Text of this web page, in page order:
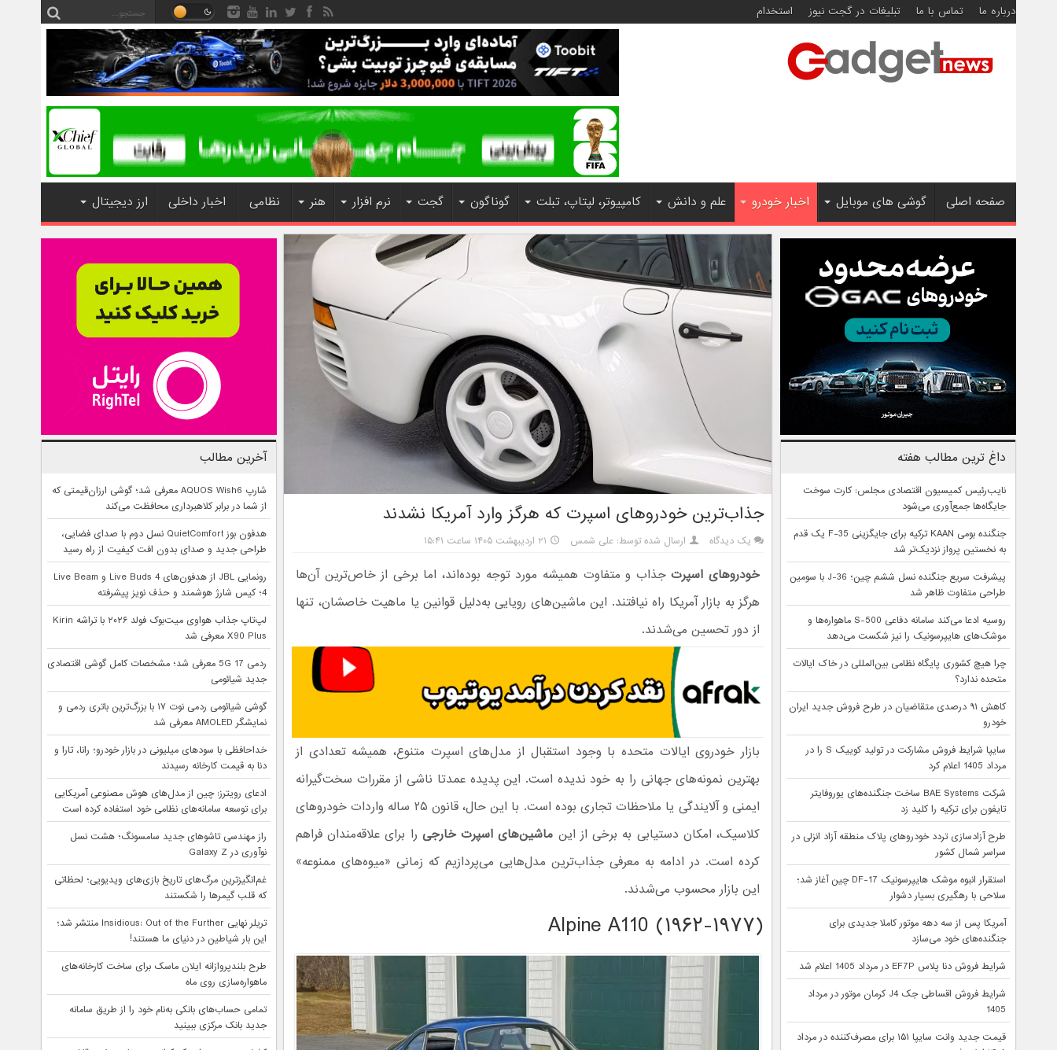
درباره ما تماس با ما تبلیغات در گجت نیوز استخدام
صفحه اصلی گوشی های موبایل اخبار خودرو علم و دانش کامپیوتر، لپتاپ، تبلت گوناگون گجت نرم افزار هنر نظامی اخبار داخلی ارز دیجیتال
جذاب‌ترین خودروهای اسپرت که هرگز وارد آمریکا نشدند
یک دیدگاه ارسال شده توسط: علی شمس ۲۱ اردیبهشت ۱۴۰۵ ساعت ۱۵:۴۱
خودروهای اسپرتجذاب و متفاوت همیشه مورد توجه بوده‌اند، اما برخی از خاص‌ترین آن‌ها
هرگز به بازار آمریکا راه نیافتند. این ماشین‌های رویایی به‌دلیل قوانین یا ماهیت خاصشان، تنها
از دور تحسین می‌شدند.
بازار خودروی ایالات متحده با وجود استقبال از مدل‌های اسپرت متنوع، همیشه تعدادی از
بهترین نمونه‌های جهانی را به خود ندیده است. این پدیده عمدتا ناشی از مقررات سخت‌گیرانه
ایمنی و آلایندگی یا ملاحظات تجاری بوده است. با این حال، قانون ۲۵ ساله واردات خودروهای
کلاسیک، امکان دستیابی به برخی از این ماشین‌های اسپرت خارجی را برای علاقه‌مندان فراهم
کرده است. در ادامه به معرفی جذاب‌ترین مدل‌هایی می‌پردازیم که زمانی «میوه‌های ممنوعه»
این بازار محسوب می‌شدند.
Alpine A110 (۱۹۶۲-۱۹۷۷)
داغ ترین مطالب هفته
نایب‌رئیس کمیسیون اقتصادی مجلس: کارت سوخت
جایگاه‌ها جمع‌آوری می‌شود
جنگنده بومی KAAN ترکیه برای جایگزینی F-35 یک قدم
به نخستین پرواز نزدیک‌تر شد
پیشرفت سریع جنگنده نسل ششم چین؛ J-36 با سومین
طراحی متفاوت ظاهر شد
روسیه ادعا می‌کند سامانه دفاعی S-500 ماهواره‌ها و
موشک‌های هایپرسونیک را نیز شکست می‌دهد
چرا هیچ کشوری پایگاه نظامی بین‌المللی در خاک ایالات
متحده ندارد؟
کاهش ۹۱ درصدی متقاضیان در طرح فروش جدید ایران
خودرو
سایپا شرایط فروش مشارکت در تولید کوییک S را در
مرداد 1405 اعلام کرد
شرکت BAE Systems ساخت جنگنده‌های یوروفایتر
تایفون برای ترکیه را کلید زد
طرح آزادسازی تردد خودروهای پلاک منطقه آزاد انزلی در
سراسر شمال کشور
استقرار انبوه موشک هایپرسونیک DF-17 چین آغاز شد؛
سلاحی با رهگیری بسیار دشوار
آمریکا پس از سه دهه موتور کاملا جدیدی برای
جنگنده‌های خود می‌سازد
شرایط فروش دنا پلاس EF7P در مرداد 1405 اعلام شد
شرایط فروش اقساطی جک J4 کرمان موتور در مرداد
1405
قیمت جدید وانت سایپا ۱۵۱ برای مصرف‌کننده در مرداد
آخرین مطالب
شارپ AQUOS Wish6 معرفی شد؛ گوشی ارزان‌قیمتی که
از شما در برابر کلاهبرداری محافظت می‌کند
هدفون بوز QuietComfort نسل دوم با صدای فضایی،
طراحی جدید و صدای بدون افت کیفیت از راه رسید
رونمایی JBL از هدفون‌های Live Buds 4 و Live Beam
4؛ کیس شارژ هوشمند و حذف نویز پیشرفته
لپ‌تاپ جذاب هواوی میت‌بوک فولد ۲۰۲۶ با تراشه Kirin
X90 Plus معرفی شد
ردمی 17 5G معرفی شد؛ مشخصات کامل گوشی اقتصادی
جدید شیائومی
گوشی شیائومی ردمی نوت ۱۷ با بزرگ‌ترین باتری ردمی و
نمایشگر AMOLED معرفی شد
خداحافظی با سودهای میلیونی در بازار خودرو؛ رانا، تارا و
دنا به قیمت کارخانه رسیدند
ادعای رویترز: چین از مدل‌های هوش مصنوعی آمریکایی
برای توسعه سامانه‌های نظامی خود استفاده کرده است
راز مهندسی تاشوهای جدید سامسونگ؛ هشت نسل
نوآوری در Galaxy Z
غم‌انگیزترین مرگ‌های تاریخ بازی‌های ویدیویی؛ لحظاتی
که قلب گیمرها را شکستند
تریلر نهایی Insidious: Out of the Further منتشر شد؛
این بار شیاطین در دنیای ما هستند!
طرح بلندپروازانه ایلان ماسک برای ساخت کارخانه‌های
ماهواره‌سازی روی ماه
تمامی حساب‌های بانکی به‌نام خود را از طریق سامانه
جدید بانک مرکزی ببینید